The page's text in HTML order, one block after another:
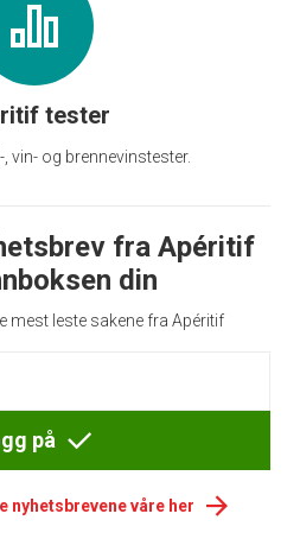
tester
, vin- og brennevinstester.
fra Apéritif
din
mest leste sakene fra Apéritif
på
nyhetsbrevene våre her